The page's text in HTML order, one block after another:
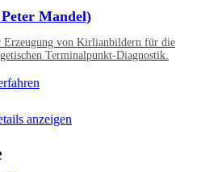
Mandel)
Erzeugung von Kirlianbildern für die
Terminalpunkt-Diagnostik.
anzeigen